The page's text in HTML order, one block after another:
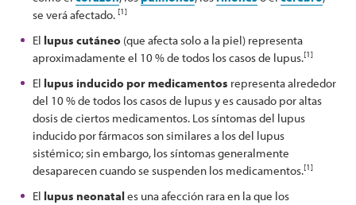
se verá afectado. [1]
El lupus cutáneo (que afecta solo a la piel) representa
aproximadamente el 10 % de todos los casos de lupus.[1]
El lupus inducido por medicamentos representa alrededor
del 10 % de todos los casos de lupus y es causado por altas
dosis de ciertos medicamentos. Los síntomas del lupus
inducido por fármacos son similares a los del lupus
sistémico; sin embargo, los síntomas generalmente
desaparecen cuando se suspenden los medicamentos.[1]
El lupus neonatales una afección rara en la que los